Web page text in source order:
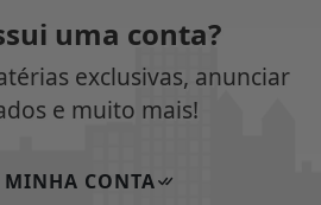
uma conta?
exclusivas, anunciar
e muito mais!
MINHA CONTA